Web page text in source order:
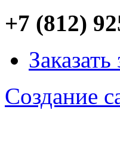
+7 (812)
Создание